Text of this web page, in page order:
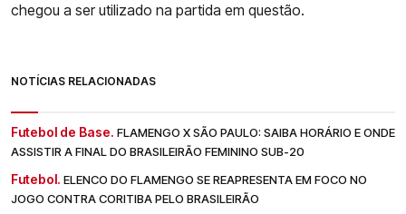
chegou a ser utilizado na partida em questão.
NOTÍCIAS RELACIONADAS
Futebol de Base. FLAMENGO X SÃO PAULO: SAIBA HORÁRIO E ONDE
ASSISTIR A FINAL DO BRASILEIRÃO FEMININO SUB-20
Futebol. ELENCO DO FLAMENGO SE REAPRESENTA EM FOCO NO
JOGO CONTRA CORITIBA PELO BRASILEIRÃO